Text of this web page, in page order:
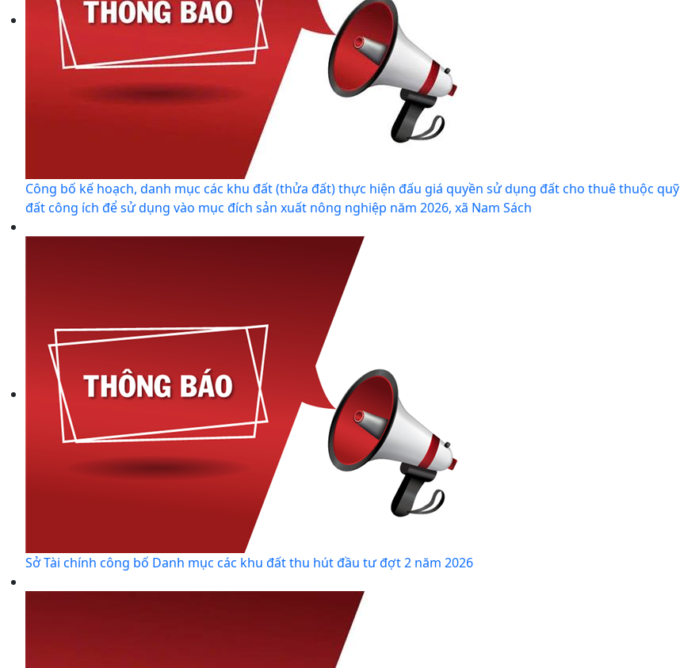
Công bố kế hoạch, danh mục các khu đất (thửa đất) thực hiện đấu giá quyền sử dụng đất cho thuê thuộc quỹ
đất công ích để sử dụng vào mục đích sản xuất nông nghiệp năm 2026, xã Nam Sách
Sở Tài chính công bố Danh mục các khu đất thu hút đầu tư đợt 2 năm 2026